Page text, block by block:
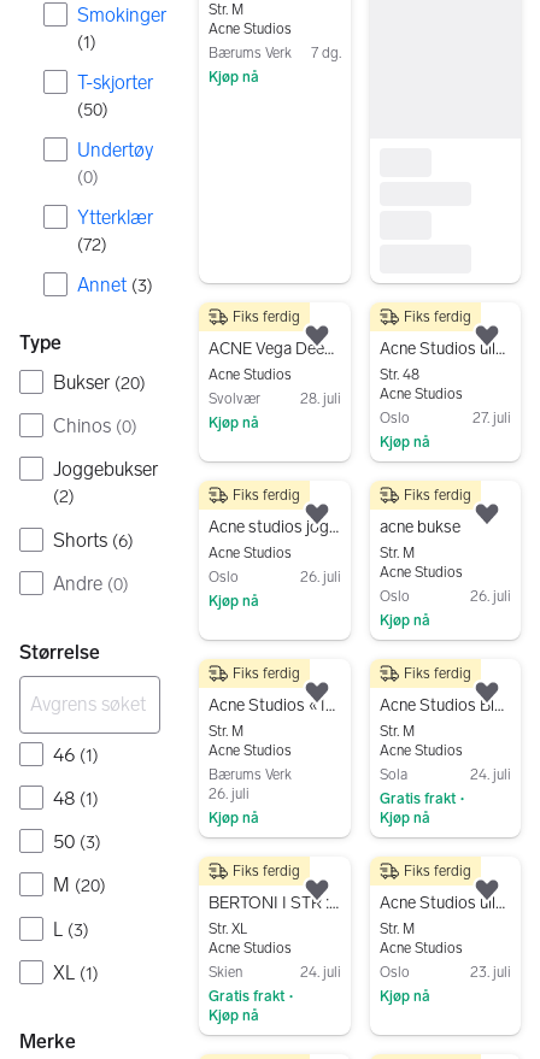
Smokinger
(1)
T-skjorter
(50)
Undertøy
(0)
Ytterklær
(72)
Annet (3)
Type
Bukser (20)
Chinos (0)
Joggebukser
(2)
Shorts (6)
Andre (0)
Størrelse
46 (1)
48 (1)
50 (3)
M (20)
L (3)
XL (1)
Merke
Str. M
Acne Studios
Bærums Verk
7 dg.
Kjøp nå
650 kr
ACNE Vega Deep Petrol størrelse 32/32
Acne Studios
Svolvær
28. juli
Kjøp nå
Fiks ferdig
Legg til som favoritt.
Gå til annonsen
2 000 kr
Acne Studios ullbukse
Str. 48
Acne Studios
Oslo
27. juli
Kjøp nå
Fiks ferdig
600 kr
Acne studios joggebukse
Acne Studios
Oslo
26. juli
Kjøp nå
Fiks ferdig
Legg til som favoritt.
Gå til annonsen
100 kr
acne bukse
Str. M
Acne Studios
Oslo
26. juli
Kjøp nå
Fiks ferdig
3 495 kr
Acne Studios «1978» Jeans
Str. M
Acne Studios
Bærums Verk
26. juli
Kjøp nå
Fiks ferdig
Legg til som favoritt.
400 kr
Acne Studios Blå Konst Stockholm W 34 L 34, PASSER M og L
Str. M
Acne Studios
Sola
24. juli
Gratis frakt •
Kjøp nå
Fiks ferdig
100 kr
BERTONI I STR : 36
Str. XL
Acne Studios
Skien
24. juli
Gratis frakt •
Kjøp nå
Fiks ferdig
Legg til som favoritt.
1 250 kr
Acne Studios ullbukse M grå
Str. M
Acne Studios
Oslo
23. juli
Kjøp nå
Fiks ferdig
Gå til annonsen